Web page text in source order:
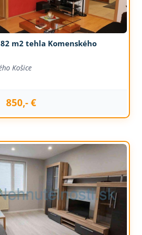
m2 tehla Komenského
Košice
850,- €